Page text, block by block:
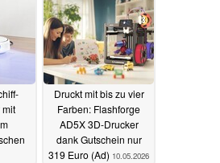
Laden (Ad)
11.05.2026
Druckt mit bis zu vier
Farben: Flashforge
AD5X 3D-Drucker
dank Gutschein nur
319 Euro (Ad) 10.05.2026